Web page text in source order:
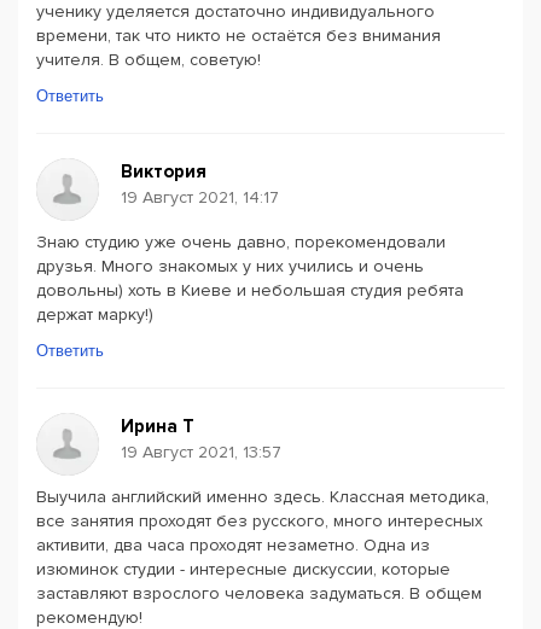
ученику уделяется достаточно индивидуального
времени, так что никто не остаётся без внимания
учителя. В общем, советую!
Ответить
Виктория
19 Август 2021, 14:17
Знаю студию уже очень давно, порекомендовали
друзья. Много знакомых у них учились и очень
довольны) хоть в Киеве и небольшая студия ребята
держат марку!)
Ответить
Ирина Т
19 Август 2021, 13:57
Выучила английский именно здесь. Классная методика,
все занятия проходят без русского, много интересных
активити, два часа проходят незаметно. Одна из
изюминок студии - интересные дискуссии, которые
заставляют взрослого человека задуматься. В общем
рекомендую!